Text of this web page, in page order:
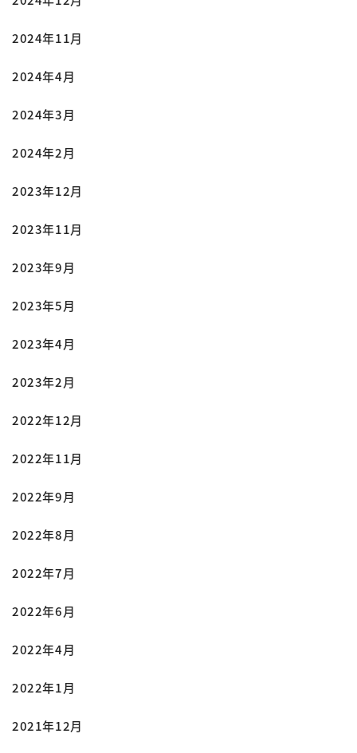
2024年11月
2024年4月
2024年3月
2024年2月
2023年12月
2023年11月
2023年9月
2023年5月
2023年4月
2023年2月
2022年12月
2022年11月
2022年9月
2022年8月
2022年7月
2022年6月
2022年4月
2022年1月
2021年12月